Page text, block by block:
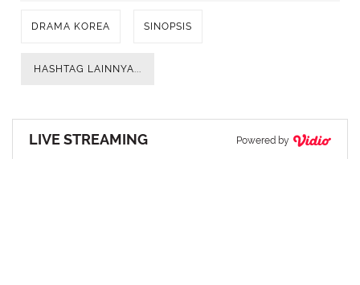
DRAMA KOREA SINOPSIS
HASHTAG LAINNYA...
LIVE STREAMING Powered by